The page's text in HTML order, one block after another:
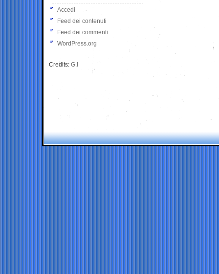
Accedi
Feed dei contenuti
Feed dei commenti
WordPress.org
Credits: G.I